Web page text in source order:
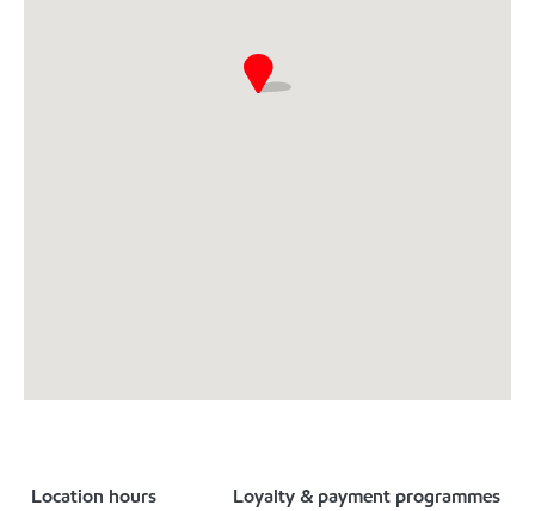
Location hours Loyalty & payment programmes